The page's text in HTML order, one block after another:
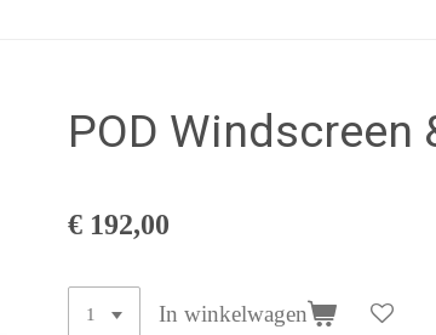
POD Windscreen
€ 192,00
In winkelwagen